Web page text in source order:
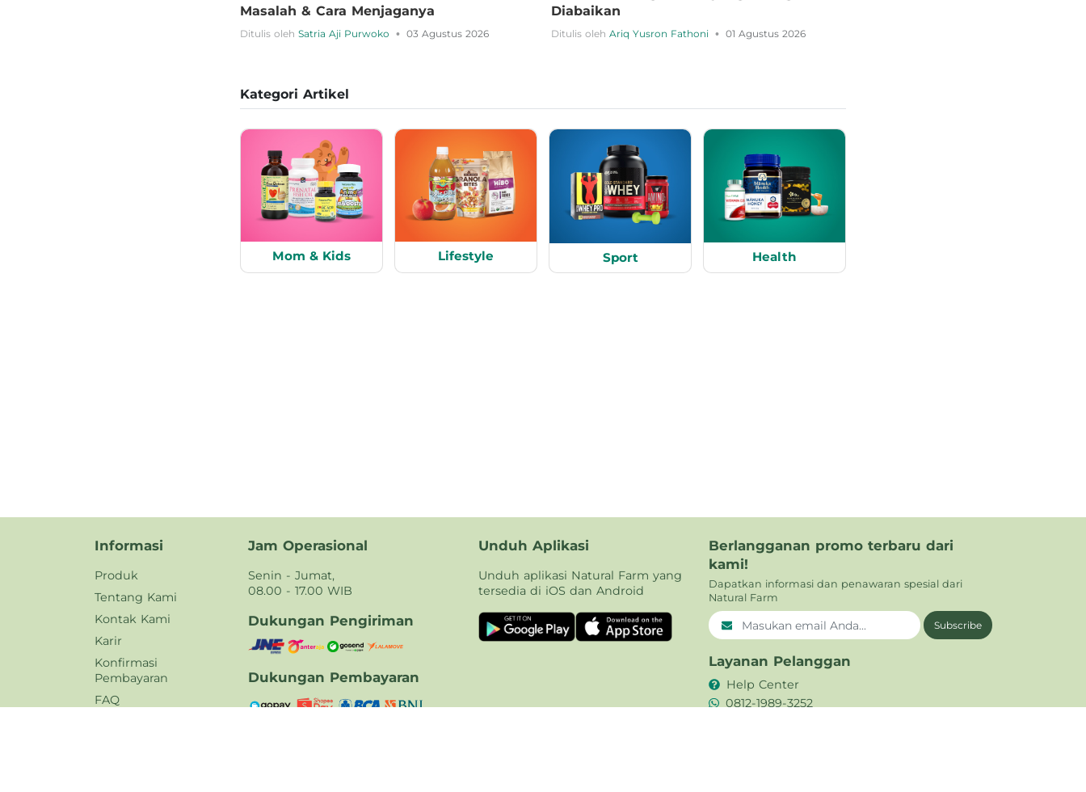
Masalah & Cara Menjaganya
Ditulis oleh Satria Aji Purwoko • 03 Agustus 2026
Diabaikan
Ditulis oleh Ariq Yusron Fathoni • 01 Agustus 2026
Kategori Artikel
Mom & Kids Lifestyle Sport Health
Informasi
Produk
Tentang Kami
Kontak Kami
Karir
Konfirmasi
Pembayaran
FAQ
Jam Operasional
Senin - Jumat,
08.00 - 17.00 WIB
Dukungan Pengiriman
Dukungan Pembayaran
Unduh Aplikasi
Unduh aplikasi Natural Farm yang
tersedia di iOS dan Android
Berlangganan promo terbaru dari
kami!
Dapatkan informasi dan penawaran spesial dari
Natural Farm
Subscribe
Layanan Pelanggan
Help Center
0812-1989-3252